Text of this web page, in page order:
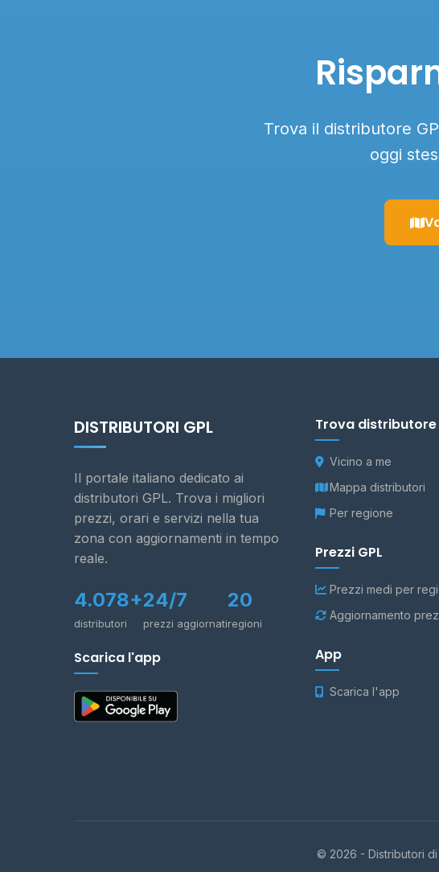
Trova il distributore
oggi
DISTRIBUTORI GPL
Il portale italiano dedicato ai
distributori GPL. Trova i migliori
prezzi, orari e servizi nella tua
zona con aggiornamenti in tempo
reale.
4.078+
distributori
24/7
prezzi aggiornati
20
regioni
Scarica l'app
Trova distributore
Vicino a me
Mappa distributori
Per regione
Prezzi GPL
Prezzi medi per
Aggiornamento
App
Scarica l'app
© 2026 - Distributori di